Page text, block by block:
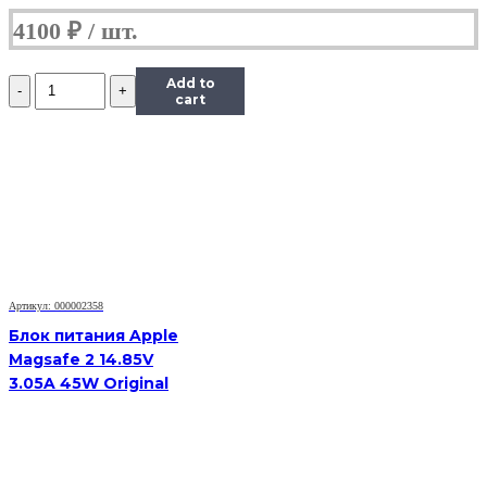
4100 ₽
Количество
Блок
Add to
cart
Артикул: 000002358
Блок питания Apple
Magsafe 2 14.85V
3.05A 45W Original